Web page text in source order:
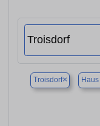
Troisdorf×